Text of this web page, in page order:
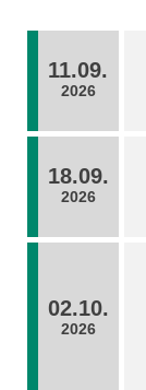
11.09.
2026
18.09.
2026
02.10.
2026